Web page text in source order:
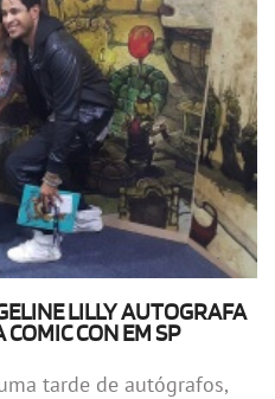
LILLY AUTOGRAFA
CON EM SP
tarde de autógrafos,